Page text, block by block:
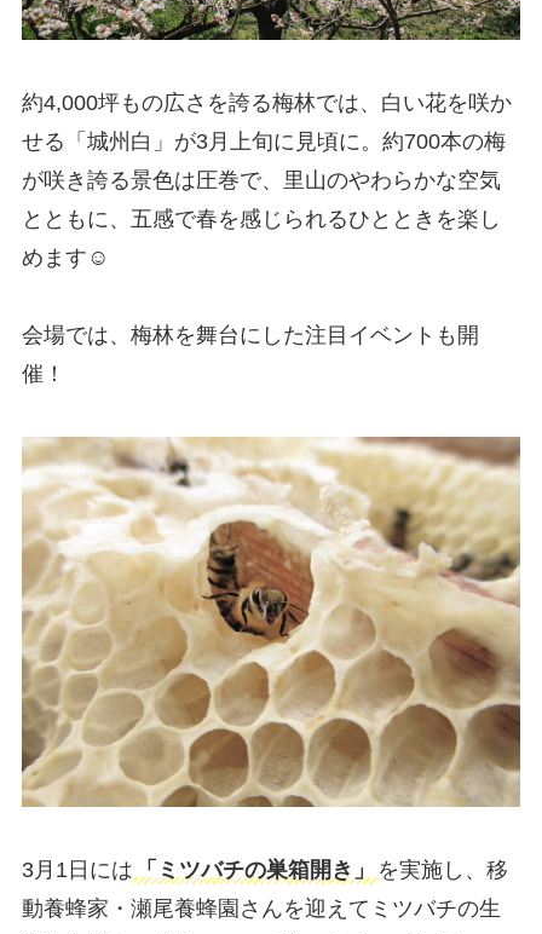
約4,000坪もの広さを誇る梅林では、白い花を咲か
せる「城州白」が3月上旬に見頃に。約700本の梅
が咲き誇る景色は圧巻で、里山のやわらかな空気
とともに、五感で春を感じられるひとときを楽し
めます☺️
会場では、梅林を舞台にした注目イベントも開
催！
3月1日には 「ミツバチの巣箱開き」
を実施し、移
動養蜂家・瀬尾養蜂園さんを迎えてミツバチの生